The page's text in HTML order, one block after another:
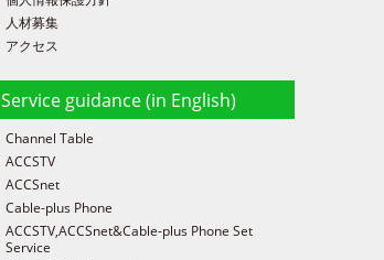
人材募集
アクセス
Service guidance (in English)
Channel Table
ACCSTV
ACCSnet
Cable-plus Phone
ACCSTV,ACCSnet&Cable-plus Phone Set
Service